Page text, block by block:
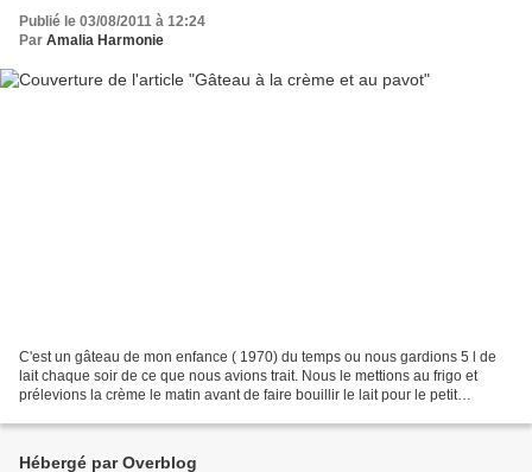
Publié le 03/08/2011 à 12:24
Par Amalia Harmonie
C'est un gâteau de mon enfance ( 1970) du temps ou nous gardions 5 l de
lait chaque soir de ce que nous avions trait. Nous le mettions au frigo et
prélevions la crème le matin avant de faire bouillir le lait pour le petit
Hébergé par Overblog